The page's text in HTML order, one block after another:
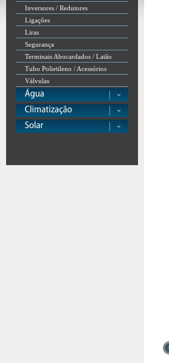
Inversores / Redutores
Ligações
Liras
Segurança
Terminais Abocardados / Latão
Tubo Polietileno / Acessórios
Válvulas